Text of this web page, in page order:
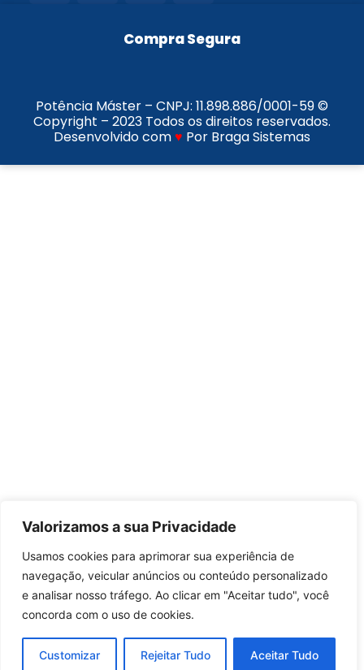
Valorizamos a sua Privacidade
Usamos cookies para aprimorar sua experiência de
navegação, veicular anúncios ou conteúdo personalizado
e analisar nosso tráfego. Ao clicar em "Aceitar tudo", você
concorda com o uso de cookies.
Customizar Rejeitar Tudo Aceitar Tudo
Compra Segura
Potência Máster – CNPJ: 11.898.886/0001-59©
Copyright – 2023 Todos os direitos reservados.
Desenvolvido com♥ Por Braga Sistemas